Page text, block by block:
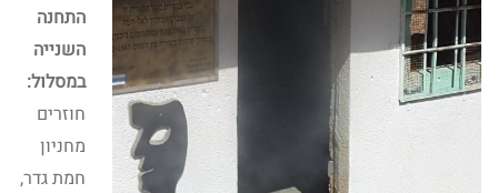
התחנה
השנייה
במסלול:
חוזרים
מחניון
חמת גדר,